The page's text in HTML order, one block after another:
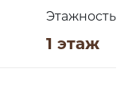
Этажность
1 этаж